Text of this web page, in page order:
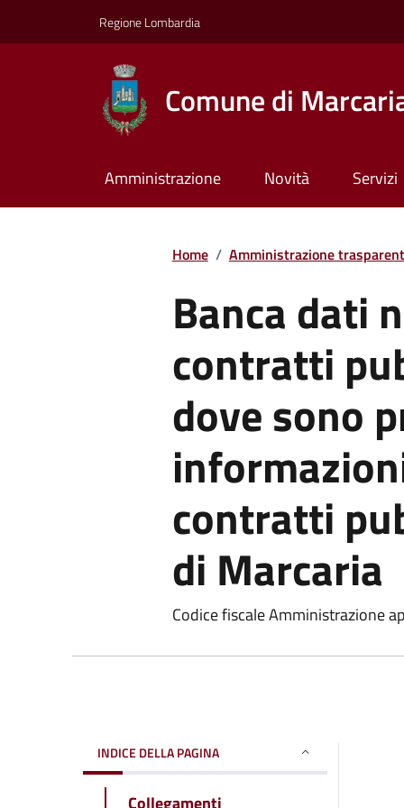
Regione Lombardia
Comune di
Amministrazione Novità Servizi
Home / Amministrazione
Banca dati
contratti
dove sono
contratti
di Marcaria
Codice fiscale Amministrazione
INDICE DELLA PAGINA
Collegamenti